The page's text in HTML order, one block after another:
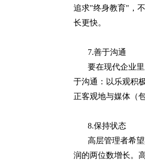
追求"终身教育" ，
长更快。
7.善于沟通
要在现代企业
于沟通：以乐观积
正客观地与媒体（
8.保持状态
高层管理者希
润的两位数增长。